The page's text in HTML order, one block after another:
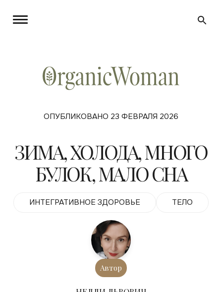
ОПУБЛИКОВАНО 23 ФЕВРАЛЯ 2026
ЗИМА, ХОЛОДА, МНОГО
БУЛОК, МАЛО СНА
ИНТЕГРАТИВНОЕ ЗДОРОВЬЕ ТЕЛО
Автор